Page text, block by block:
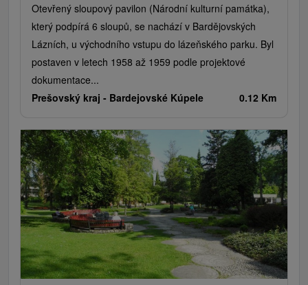
Otevřený sloupový pavilon (Národní kulturní památka),
který podpírá 6 sloupů, se nachází v Bardějovských
Lázních, u východního vstupu do lázeňského parku. Byl
postaven v letech 1958 až 1959 podle projektové
dokumentace...
Prešovský kraj - Bardejovské Kúpele 0.12 Km